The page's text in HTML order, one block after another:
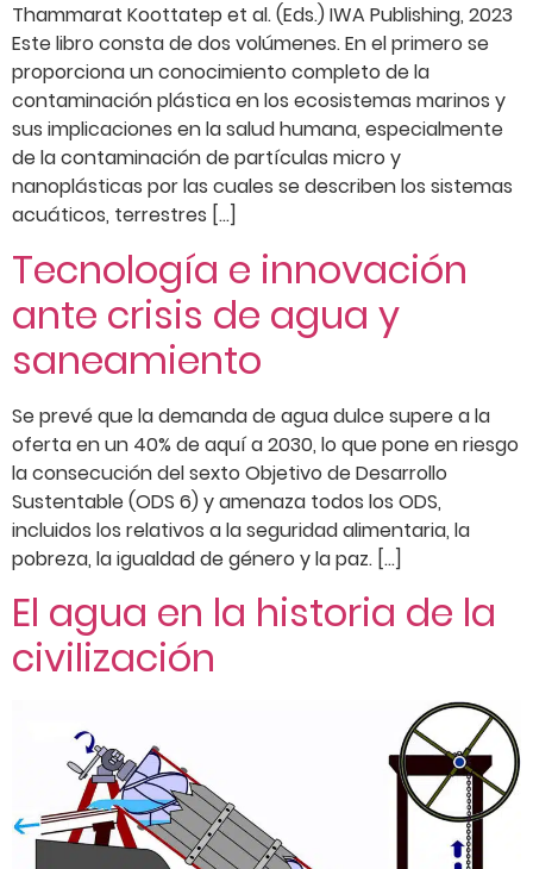
Thammarat Koottatep et al. (Eds.) IWA Publishing, 2023
Este libro consta de dos volúmenes. En el primero se
proporciona un conocimiento completo de la
contaminación plástica en los ecosistemas marinos y
sus implicaciones en la salud humana, especialmente
de la contaminación de partículas micro y
nanoplásticas por las cuales se describen los sistemas
acuáticos, terrestres […]
Tecnología e innovación
ante crisis de agua y
saneamiento
Se prevé que la demanda de agua dulce supere a la
oferta en un 40% de aquí a 2030, lo que pone en riesgo
la consecución del sexto Objetivo de Desarrollo
Sustentable (ODS 6) y amenaza todos los ODS,
incluidos los relativos a la seguridad alimentaria, la
pobreza, la igualdad de género y la paz. […]
El agua en la historia de la
civilización